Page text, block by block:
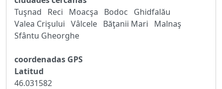
Tuşnad
Reci Moacşa Bodoc
Ghidfalău
Valea Crişului Vâlcele Băţanii Mari
Malnaş
Sfântu Gheorghe
coordenadas GPS
Latitud
46.031582